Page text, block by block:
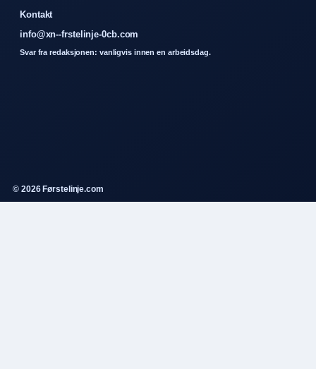
Kontakt
info@xn--frstelinje-0cb.com
Svar fra redaksjonen: vanligvis innen en arbeidsdag.
© 2026 Førstelinje.com